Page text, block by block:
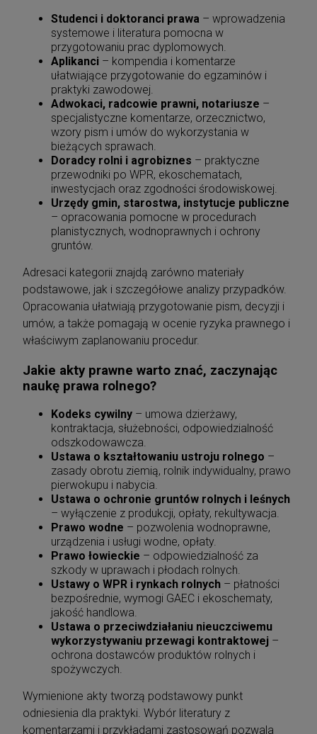
Studenci i doktoranci prawa – wprowadzenia
systemowe i literatura pomocna w
przygotowaniu prac dyplomowych.
Aplikanci – kompendia i komentarze
ułatwiające przygotowanie do egzaminów i
praktyki zawodowej.
Adwokaci, radcowie prawni, notariusze –
specjalistyczne komentarze, orzecznictwo,
wzory pism i umów do wykorzystania w
bieżących sprawach.
Doradcy rolni i agrobiznes – praktyczne
przewodniki po WPR, ekoschematach,
inwestycjach oraz zgodności środowiskowej.
Urzędy gmin, starostwa, instytucje publiczne
– opracowania pomocne w procedurach
planistycznych, wodnoprawnych i ochrony
gruntów.
Adresaci kategorii znajdą zarówno materiały
podstawowe, jak i szczegółowe analizy przypadków.
Opracowania ułatwiają przygotowanie pism, decyzji i
umów, a także pomagają w ocenie ryzyka prawnego i
właściwym zaplanowaniu procedur.
Jakie akty prawne warto znać, zaczynając
naukę prawa rolnego?
Kodeks cywilny – umowa dzierżawy,
kontraktacja, służebności, odpowiedzialność
odszkodowawcza.
Ustawa o kształtowaniu ustroju rolnego –
zasady obrotu ziemią, rolnik indywidualny, prawo
pierwokupu i nabycia.
Ustawa o ochronie gruntów rolnych i leśnych
– wyłączenie z produkcji, opłaty, rekultywacja.
Prawo wodne – pozwolenia wodnoprawne,
urządzenia i usługi wodne, opłaty.
Prawo łowieckie – odpowiedzialność za
szkody w uprawach i płodach rolnych.
Ustawy o WPR i rynkach rolnych – płatności
bezpośrednie, wymogi GAEC i ekoschematy,
jakość handlowa.
Ustawa o przeciwdziałaniu nieuczciwemu
wykorzystywaniu przewagi kontraktowej –
ochrona dostawców produktów rolnych i
spożywczych.
Wymienione akty tworzą podstawowy punkt
odniesienia dla praktyki. Wybór literatury z
komentarzami i przykładami zastosowań pozwala